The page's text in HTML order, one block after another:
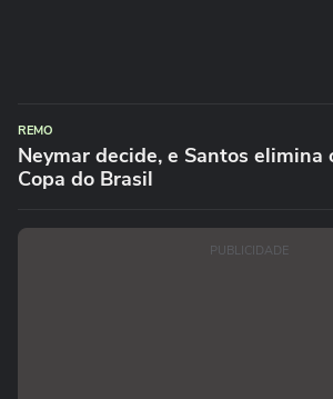
REMO
Neymar decide, e Santos elimina
Copa do Brasil
PUBLICIDADE